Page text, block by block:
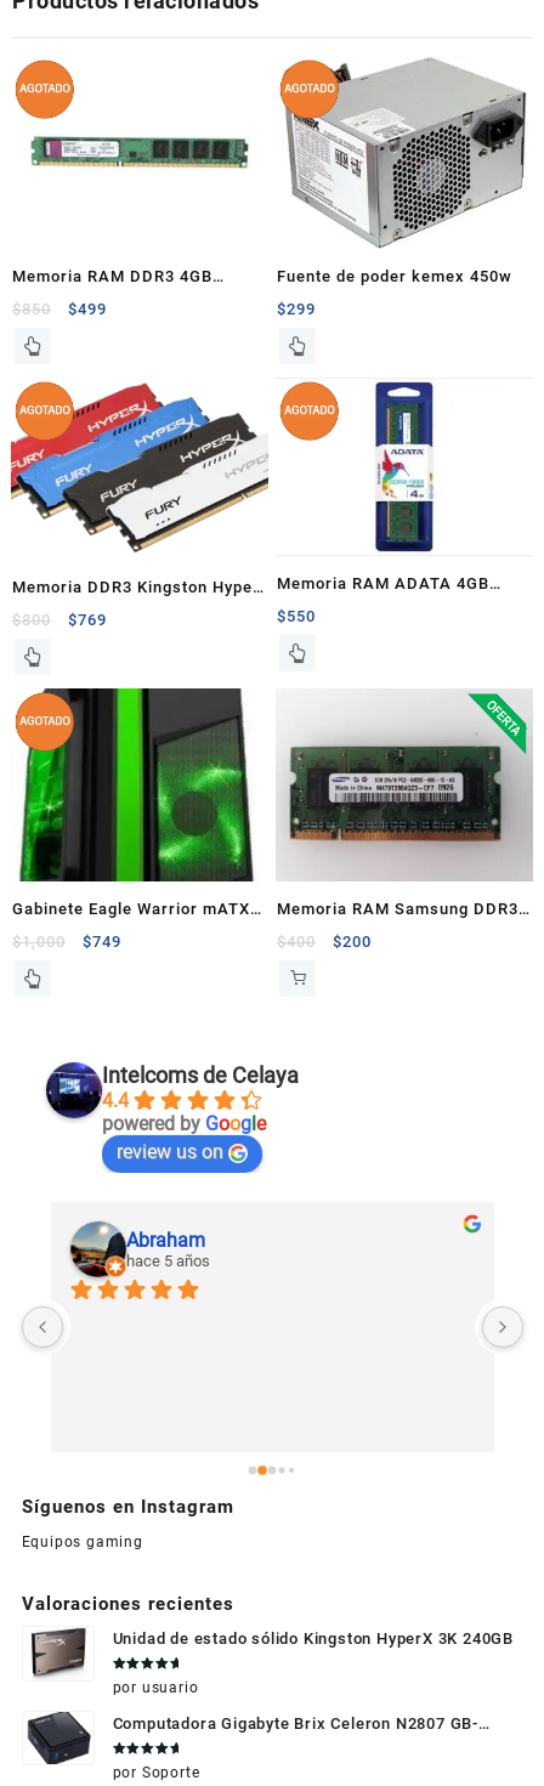
Memoria RAM DDR3 4GB
1333Mhz
$850 $499
Fuente de poder kemex 450w
$299
Memoria DDR3 Kingston Hyper
X Fury 4Gb 1600Mhz
$800 $769
Memoria RAM ADATA 4GB
DDR3 1333MHZ
$550
Gabinete Eagle Warrior mATX
verde
$1,000 $749
Memoria RAM Samsung DDR3
1GB 1066Mhz
$400 $200
Intelcoms de Celaya
4.4
powered by Googl e
review us on
Abraham
hace 5 años
Síguenos en Instagram
Equipos gaming
Valoraciones recientes
Unidad de estado sólido Kingston HyperX 3K 240GB
Valorado
en5 de 5
por usuario
Computadora Gigabyte Brix Celeron N2807 GB-
BXBT-2807 + WIFI + RAM de 4GB + HDD 500gb +
Windows 10
Valorado
en5 de 5
por Soporte